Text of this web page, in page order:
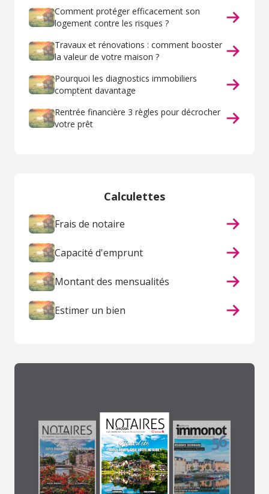
Comment protéger efficacement son
logement contre les risques ?
Travaux et rénovations : comment booster
la valeur de votre maison ?
Pourquoi les diagnostics immobiliers
comptent davantage
Rentrée financière 3 règles pour décrocher
votre prêt
Calculettes
Frais de notaire
Capacité d'emprunt
Montant des mensualités
Estimer un bien